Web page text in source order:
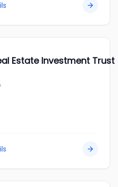
Estate Investment Trust